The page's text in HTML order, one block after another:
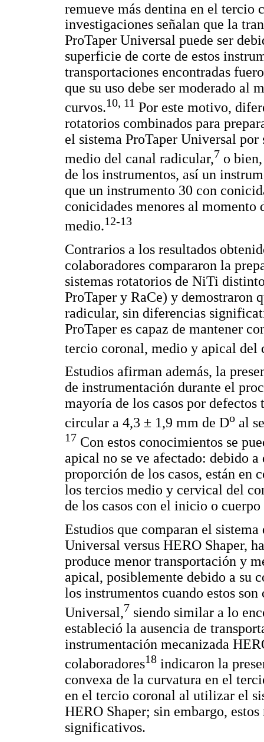
remueve más dentina en el tercio
investigaciones señalan que la
ProTaper Universal puede ser
superficie de corte de estos
transportaciones encontradas
que su uso debe ser moderado al
curvos.10, 11 Por este motivo,
rotatorios combinados para
el sistema ProTaper Universal
medio del canal radicular,7 o
de los instrumentos, así un
que un instrumento 30 con
conicidades menores al
medio.12-13
Contrarios a los resultados
colaboradores compararon la
sistemas rotatorios de NiTi
ProTaper y RaCe) y demostraron
radicular, sin diferencias
ProTaper es capaz de mantener
tercio coronal, medio y apical del
Estudios afirman además, la
de instrumentación durante el
mayoría de los casos por defectos
circular a 4,3 ± 1,9 mm de Do al
17 Con estos conocimientos se
apical no se ve afectado: debido
proporción de los casos, están en
los tercios medio y cervical del
de los casos con el inicio o
Estudios que comparan el
Universal versus HERO Shaper,
produce menor transportación y
apical, posiblemente debido a su
los instrumentos cuando estos
Universal,7 siendo similar a lo
estableció la ausencia de
instrumentación mecanizada
colaboradores18 indicaron la
convexa de la curvatura en el
en el tercio coronal al utilizar el
HERO Shaper; sin embargo,
significativos.